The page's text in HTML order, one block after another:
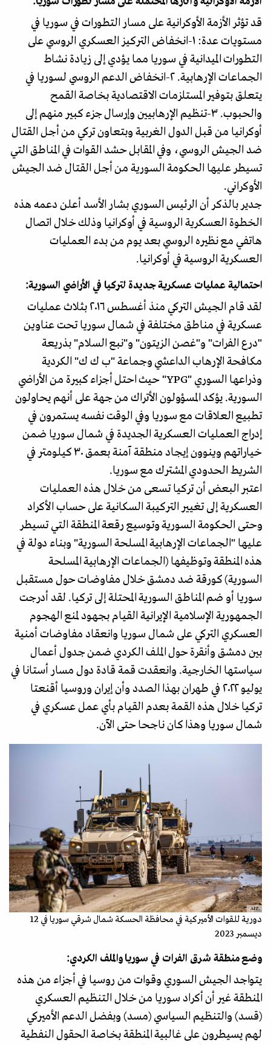
قد تؤثر الأزمة الأوكرانية على مسار التطورات في سوريا في
مستويات عدة: ١-انخفاض التركيز العسكري الروسي على
التطورات الميدانية في سوريا مما يؤدي إلى زيادة نشاط
الجماعات الإرهابية. ٢-انخفاض الدعم الروسي لسوريا في
يتعلق بتوفير المستلزمات الاقتصادية بخاصة القمح
والحبوب. ٣-تنظيم الإرهابيين وإرسال جزء كبير منهم إلى
أوكرانيا من قبل الدول الغربية وبتعاون تركي من أجل القتال
ضد الجيش الروسي، وفي المقابل حشد القوات في المناطق التي
تسيطر عليها الحكومة السورية من أجل القتال ضد الجيش
الأوكراني.
جدير بالذكر أن الرئيس السوري بشار الأسد أعلن دعمه هذه
الخطوة العسكرية الروسية في أوكرانيا وذلك خلال اتصال
هاتفي مع نظيره الروسي بعد يوم من بدء العمليات
العسكرية الروسية في أوكرانيا.
احتمالية عمليات عسكرية جديدة لتركيا في الأراضي السورية:
لقد قام الجيش التركي منذ أغسطس ٢٠١٦ بثلاث عمليات
عسكرية في مناطق مختلفة في شمال سوريا تحت عناوين
"درع الفرات" و"غصن الزيتون" و"نبع السلام" بذريعة
مكافحة الإرهاب الداعشي وجماعة "ب ك ك" الكردية
وذراعها السوري "YPG" حيث احتل أجزاء كبيرة من الأراضي
السورية. يؤكد المسؤولون الأتراك من جهة على أنهم يحاولون
تطبيع العلاقات مع سوريا وفي الوقت نفسه يستمرون في
إدراج العمليات العسكرية الجديدة في شمال سوريا ضمن
خياراتهم وينوون إيجاد منطقة آمنة بعمق ٣٠ كيلومتر في
الشريط الحدودي المشترك مع سوريا.
اعتبر البعض أن تركيا تسعى من خلال هذه العمليات
العسكرية إلى تغيير التركيبة السكانية على حساب الأكراد
وحتى الحكومة السورية وتوسيع رقعة المنطقة التي تسيطر
عليها "الجماعات الإرهابية المسلحة السورية" وبناء دولة في
هذه المنطقة وتوظيفها (الجماعات الإرهابية المسلحة
السورية) كورقة ضد دمشق خلال مفاوضات حول مستقبل
سوريا أو ضم المناطق السورية المحتلة إلى تركيا. لقد أدرجت
الجمهورية الإسلامية الإيرانية القيام بجهود لمنع الهجوم
العسكري التركي على شمال سوريا وانعقاد مفاوضات أمنية
بين دمشق وأنقرة حول الملف الكردي ضمن جدول أعمال
سياستها الخارجية. وانعقدت قمة قادة دول مسار أستانا في
يوليو ٢٠٢٢ في طهران بهذا الصدد وأن إيران وروسيا أقنعتا
تركيا خلال هذه القمة بعدم القيام بأي عمل عسكري في
شمال سوريا وهذا كان ناجحا حتى الآن.
AFP
دورية للقوات الأميركية في محافظة الحسكة شمال شرقي سوريا في 12
ديسمبر 2023
وضع منطقة شرق الفرات في سوريا والملف الكردي:
يتواجد الجيش السوري وقوات من روسيا في أجزاء من هذه
المنطقة غير أن أكراد سوريا من خلال التنظيم العسكري
(قسد) والتنظيم السياسي (مسد) وبفضل الدعم الأميركي
لهم يسيطرون على غالبية المنطقة بخاصة الحقول النفطية